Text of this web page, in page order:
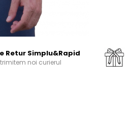
Retur Simplu&Rapid
trimitem noi curierul